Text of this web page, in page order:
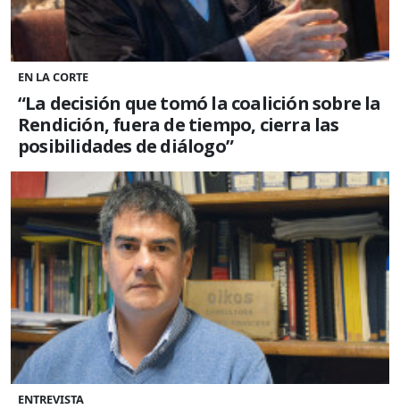
EN LA CORTE
“La decisión que tomó la coalición sobre la
Rendición, fuera de tiempo, cierra las
posibilidades de diálogo”
ENTREVISTA